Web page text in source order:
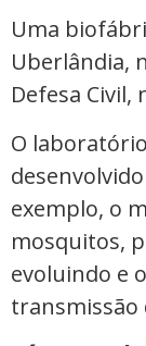
Uma
Uberlândia,
Defesa
O
exemplo, o
mosquitos,
evoluindo e
transmissão